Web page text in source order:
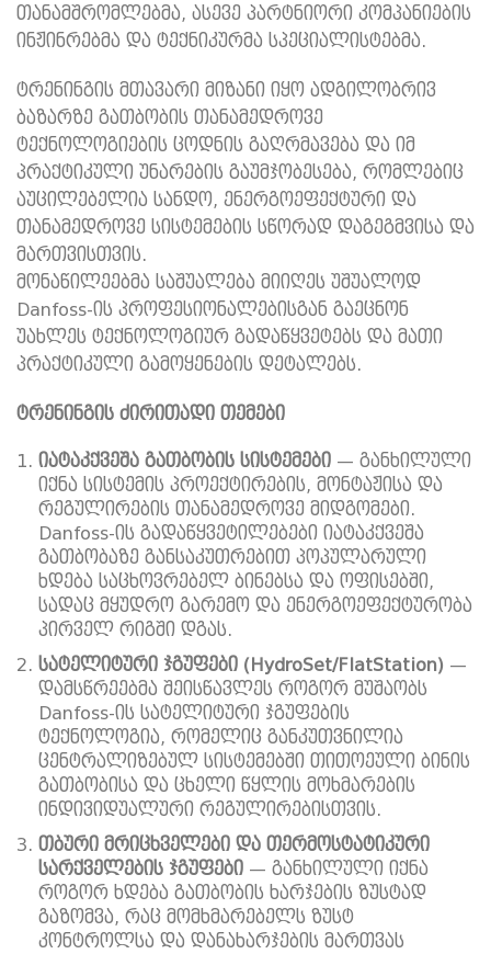
თანამშრომლებმა, ასევე პარტნიორი კომპანიების
ინჟინრებმა და ტექნიკურმა სპეციალისტებმა.
ტრენინგის მთავარი მიზანი იყო ადგილობრივ
ბაზარზე გათბობის თანამედროვე
ტექნოლოგიების ცოდნის გაღრმავება და იმ
პრაქტიკული უნარების გაუმჯობესება, რომლებიც
აუცილებელია სანდო, ენერგოეფექტური და
თანამედროვე სისტემების სწორად დაგეგმვისა და
მართვისთვის.
მონაწილეებმა საშუალება მიიღეს უშუალოდ
Danfoss-ის პროფესიონალებისგან გაეცნონ
უახლეს ტექნოლოგიურ გადაწყვეტებს და მათი
პრაქტიკული გამოყენების დეტალებს.
ტრენინგის ძირითადი თემები
იატაკქვეშა გათბობის სისტემები — განხილული
იქნა სისტემის პროექტირების, მონტაჟისა და
რეგულირების თანამედროვე მიდგომები.
Danfoss-ის გადაწყვეტილებები იატაკქვეშა
გათბობაზე განსაკუთრებით პოპულარული
ხდება საცხოვრებელ ბინებსა და ოფისებში,
სადაც მყუდრო გარემო და ენერგოეფექტურობა
პირველ რიგში დგას.
სატელიტური ჯგუფები (HydroSet/FlatStation) —
დამსწრეებმა შეისწავლეს როგორ მუშაობს
Danfoss-ის სატელიტური ჯგუფების
ტექნოლოგია, რომელიც განკუთვნილია
ცენტრალიზებულ სისტემებში თითოეული ბინის
გათბობისა და ცხელი წყლის მოხმარების
ინდივიდუალური რეგულირებისთვის.
თბური მრიცხველები და თერმოსტატიკური
სარქველების ჯგუფები — განხილული იქნა
როგორ ხდება გათბობის ხარჯების ზუსტად
გაზომვა, რაც მომხმარებელს ზუსტ
კონტროლსა და დანახარჯების მართვას